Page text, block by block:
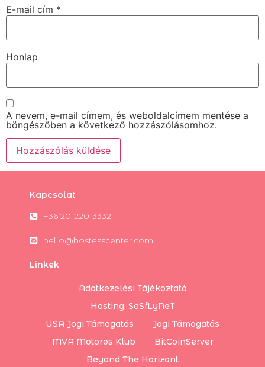
E-mail cím *
Honlap
A nevem, e-mail címem, és weboldalcímem mentése a
böngészőben a következő hozzászólásomhoz.
Kapcsolat
+36 20-220-3332
hello@hostesscenter.com
Linkek
Adatkezelési Tájékoztató
Hosting: SaSfLyNeT
USA Jogi Támogatás
Jogi Támogatás
MVA Motoros Klub
BitCoinServer
Beyond The Horizont